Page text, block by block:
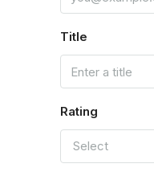
Title
Rating
Select